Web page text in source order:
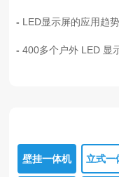
LED显示屏的应用趋势
400多个户外 LED 显
壁挂一体机 立式一